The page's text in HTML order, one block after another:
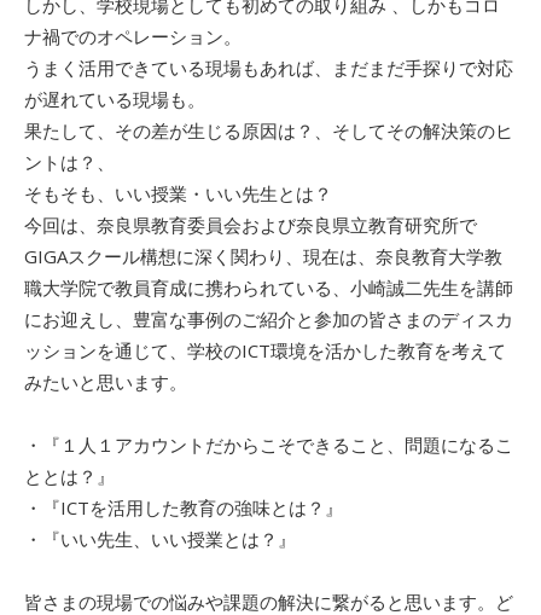
しかし、学校現場としても初めての取り組み 、しかもコロ
ナ禍でのオペレーション。
うまく活用できている現場もあれば、まだまだ手探りで対応
が遅れている現場も。
果たして、その差が生じる原因は？、そしてその解決策のヒ
ントは？、
そもそも、いい授業・いい先生とは？
今回は、奈良県教育委員会および奈良県立教育研究所で
GIGAスクール構想に深く関わり、現在は、奈良教育大学教
職大学院で教員育成に携わられている、小崎誠二先生を講師
にお迎えし、豊富な事例のご紹介と参加の皆さまのディスカ
ッションを通じて、学校のICT環境を活かした教育を考えて
みたいと思います。
・『１人１アカウントだからこそできること、問題になるこ
ととは？』
・『ICTを活用した教育の強味とは？』
・『いい先生、いい授業とは？』
皆さまの現場での悩みや課題の解決に繋がると思います。ど